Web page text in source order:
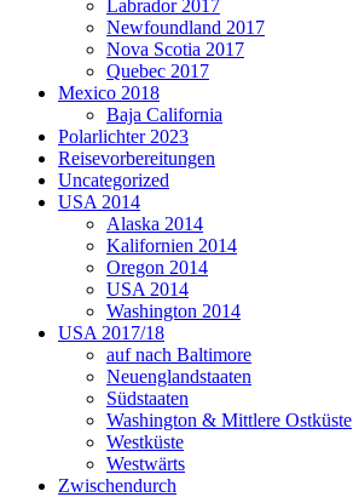
Labrador 2017
Newfoundland 2017
Nova Scotia 2017
Quebec 2017
Mexico 2018
Baja California
Polarlichter 2023
Reisevorbereitungen
Uncategorized
USA 2014
Alaska 2014
Kalifornien 2014
Oregon 2014
USA 2014
Washington 2014
USA 2017/18
auf nach Baltimore
Neuenglandstaaten
Südstaaten
Washington & Mittlere Ostküste
Westküste
Westwärts
Zwischendurch